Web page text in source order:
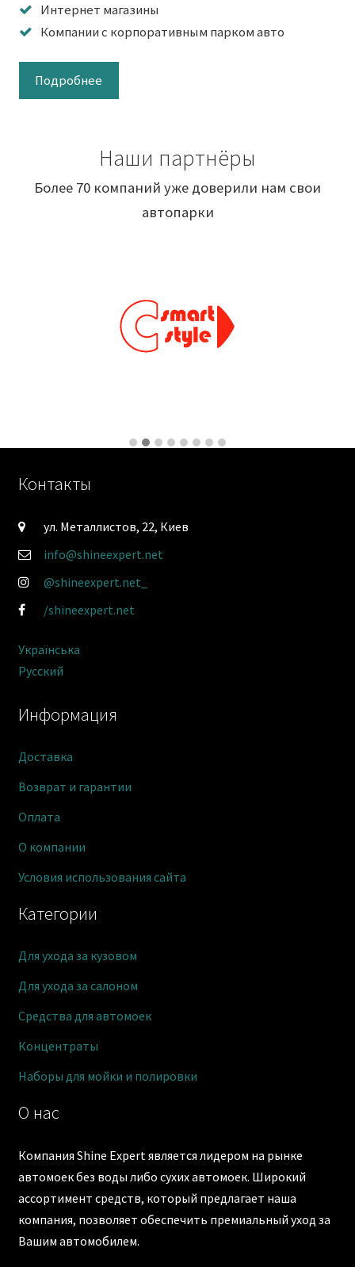
Интернет магазины
Компании с корпоративным парком авто
Подробнее
Наши партнёры
Более 70 компаний уже доверили нам свои
автопарки
О нас
Компания Shine Expert является лидером на рынке
автомоек без воды либо сухих автомоек. Широкий
ассортимент средств, который предлагает наша
компания, позволяет обеспечить премиальный уход за
Вашим автомобилем.
Категории
Для ухода за кузовом
Для ухода за салоном
Средства для автомоек
Концентраты
Наборы для мойки и полировки
Информация
Доставка
Возврат и гарантии
Оплата
О компании
Условия использования сайта
Контакты
ул. Металлистов, 22, Киев
info@shineexpert.net
@shineexpert.net_
/shineexpert.net
Українська
Русский